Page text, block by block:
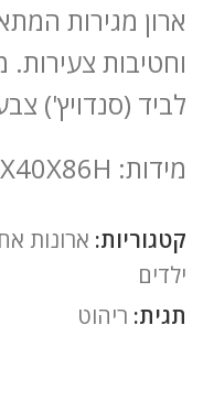
ארון מגירות
וחטיבות צעירות.
לביד (סנדויץ')
מידות: 34X40X86H ס"מ
קטגוריות: ארונות
ילדים
תגית: ריהוט